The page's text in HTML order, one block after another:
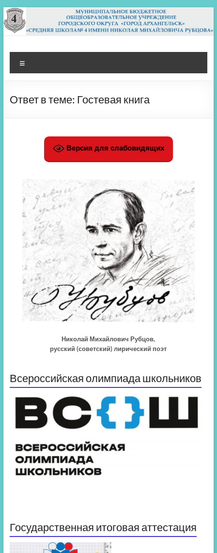
Перейти
к
содержимому
МБОУ СШ 4
Архангельск
Ответ в теме: Гостевая книга
Версия для слабовидящих
Николай Михайлович Рубцов,
русский (советский) лирический поэт
Всероссийская олимпиада школьников
Государственная итоговая аттестация